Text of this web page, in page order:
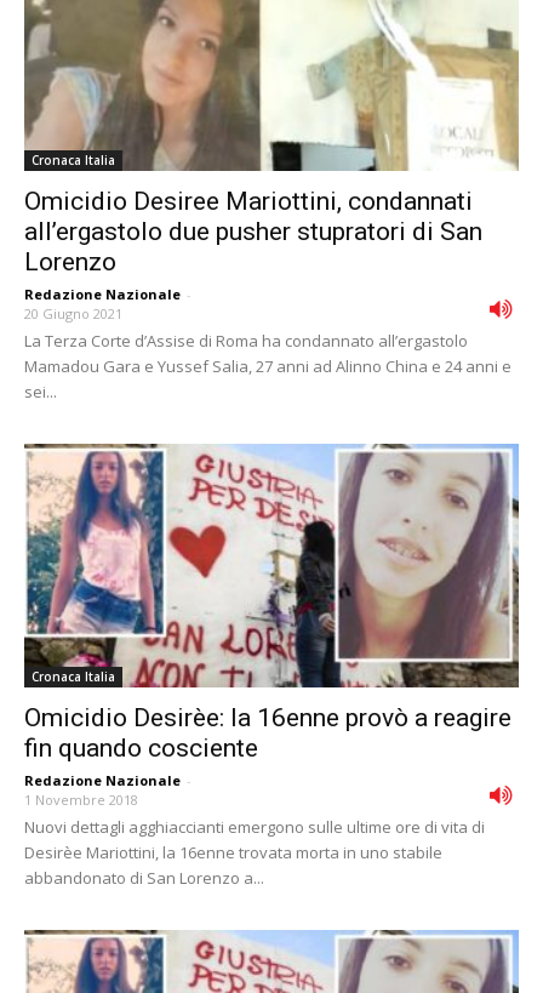
Cronaca Italia
Omicidio Desiree Mariottini, condannati
all’ergastolo due pusher stupratori di San
Lorenzo
Redazione Nazionale -
20 Giugno 2021
La Terza Corte d’Assise di Roma ha condannato all’ergastolo
Mamadou Gara e Yussef Salia, 27 anni ad Alinno China e 24 anni e
sei...
Cronaca Italia
Omicidio Desirèe: la 16enne provò a reagire
fin quando cosciente
Redazione Nazionale -
1 Novembre 2018
Nuovi dettagli agghiaccianti emergono sulle ultime ore di vita di
Desirèe Mariottini, la 16enne trovata morta in uno stabile
abbandonato di San Lorenzo a...